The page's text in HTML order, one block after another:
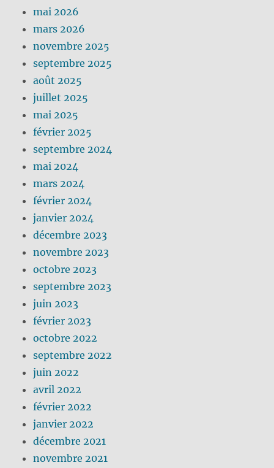
mai 2026
mars 2026
novembre 2025
septembre 2025
août 2025
juillet 2025
mai 2025
février 2025
septembre 2024
mai 2024
mars 2024
février 2024
janvier 2024
décembre 2023
novembre 2023
octobre 2023
septembre 2023
juin 2023
février 2023
octobre 2022
septembre 2022
juin 2022
avril 2022
février 2022
janvier 2022
décembre 2021
novembre 2021